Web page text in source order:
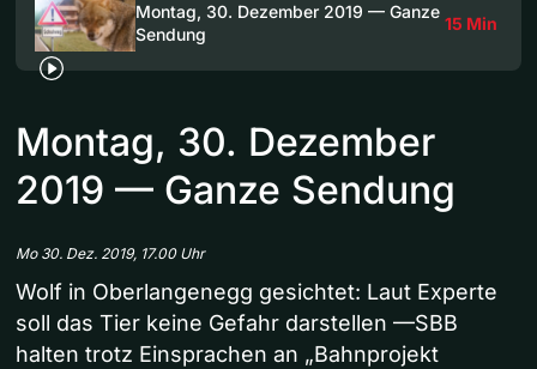
Montag, 30. Dezember 2019 — Ganze
Sendung
15 Min
Montag, 30. Dezember
2019 — Ganze Sendung
Mo 30. Dez. 2019, 17.00 Uhr
Wolf in Oberlangenegg gesichtet: Laut Experte
soll das Tier keine Gefahr darstellen —SBB
halten trotz Einsprachen an „Bahnprojekt